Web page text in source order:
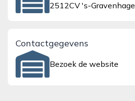
2512CV 's-Gravenhage
Contactgegevens
Bezoek de website